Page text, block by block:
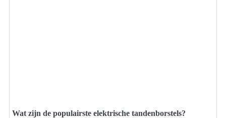
Wat zijn de populairste elektrische tandenborstels?